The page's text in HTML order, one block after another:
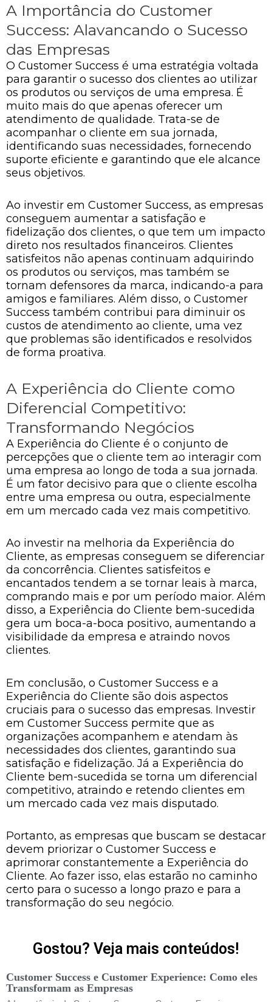
A Importância do Customer
Success: Alavancando o Sucesso
das Empresas
O Customer Success é uma estratégia voltada
para garantir o sucesso dos clientes ao utilizar
os produtos ou serviços de uma empresa. É
muito mais do que apenas oferecer um
atendimento de qualidade. Trata-se de
acompanhar o cliente em sua jornada,
identificando suas necessidades, fornecendo
suporte eficiente e garantindo que ele alcance
seus objetivos.
Ao investir em Customer Success, as empresas
conseguem aumentar a satisfação e
fidelização dos clientes, o que tem um impacto
direto nos resultados financeiros. Clientes
satisfeitos não apenas continuam adquirindo
os produtos ou serviços, mas também se
tornam defensores da marca, indicando-a para
amigos e familiares. Além disso, o Customer
Success também contribui para diminuir os
custos de atendimento ao cliente, uma vez
que problemas são identificados e resolvidos
de forma proativa.
A Experiência do Cliente como
Diferencial Competitivo:
Transformando Negócios
A Experiência do Cliente é o conjunto de
percepções que o cliente tem ao interagir com
uma empresa ao longo de toda a sua jornada.
É um fator decisivo para que o cliente escolha
entre uma empresa ou outra, especialmente
em um mercado cada vez mais competitivo.
Ao investir na melhoria da Experiência do
Cliente, as empresas conseguem se diferenciar
da concorrência. Clientes satisfeitos e
encantados tendem a se tornar leais à marca,
comprando mais e por um período maior. Além
disso, a Experiência do Cliente bem-sucedida
gera um boca-a-boca positivo, aumentando a
visibilidade da empresa e atraindo novos
clientes.
Em conclusão, o Customer Success e a
Experiência do Cliente são dois aspectos
cruciais para o sucesso das empresas. Investir
em Customer Success permite que as
organizações acompanhem e atendam às
necessidades dos clientes, garantindo sua
satisfação e fidelização. Já a Experiência do
Cliente bem-sucedida se torna um diferencial
competitivo, atraindo e retendo clientes em
um mercado cada vez mais disputado.
Portanto, as empresas que buscam se destacar
devem priorizar o Customer Success e
aprimorar constantemente a Experiência do
Cliente. Ao fazer isso, elas estarão no caminho
certo para o sucesso a longo prazo e para a
transformação do seu negócio.
Gostou? Veja mais conteúdos!
Customer Success e Customer Experience: Como eles
Transformam as Empresas